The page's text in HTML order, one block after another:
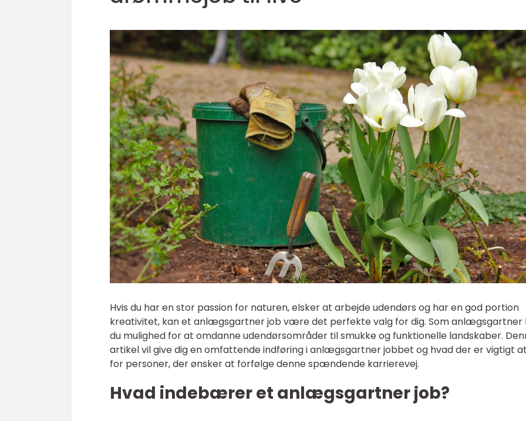
Hvis du har en stor passion for naturen, elsker at arbejde udendørs og har en god portion
kreativitet, kan et anlægsgartner job være det perfekte valg for dig. Som anlægsgartner
du mulighed for at omdanne udendørsområder til smukke og funktionelle landskaber.
artikel vil give dig en omfattende indføring i anlægsgartner jobbet og hvad der er vigtigt
for personer, der ønsker at forfølge denne spændende karrierevej.
Hvad indebærer et anlægsgartner job?